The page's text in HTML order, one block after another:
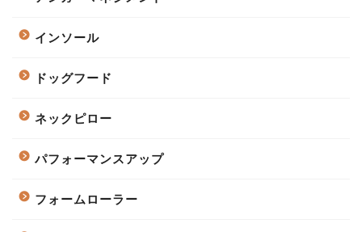
インソール
ドッグフード
ネックピロー
パフォーマンスアップ
フォームローラー